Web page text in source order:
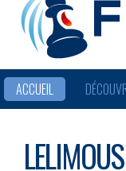
ACCUEIL